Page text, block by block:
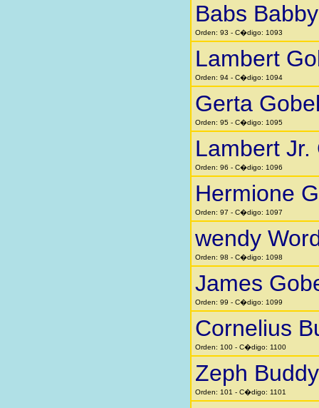
Babs
Orden: 93 - C�digo: 1093
Lambert
Orden: 94 - C�digo: 1094
Gerta
Orden: 95 - C�digo: 1095
Lambert Jr.
Orden: 96 - C�digo: 1096
Hermione
Orden: 97 - C�digo: 1097
wendy
Orden: 98 - C�digo: 1098
James
Orden: 99 - C�digo: 1099
Cornelius
Orden: 100 - C�digo: 1100
Zeph
Orden: 101 - C�digo: 1101